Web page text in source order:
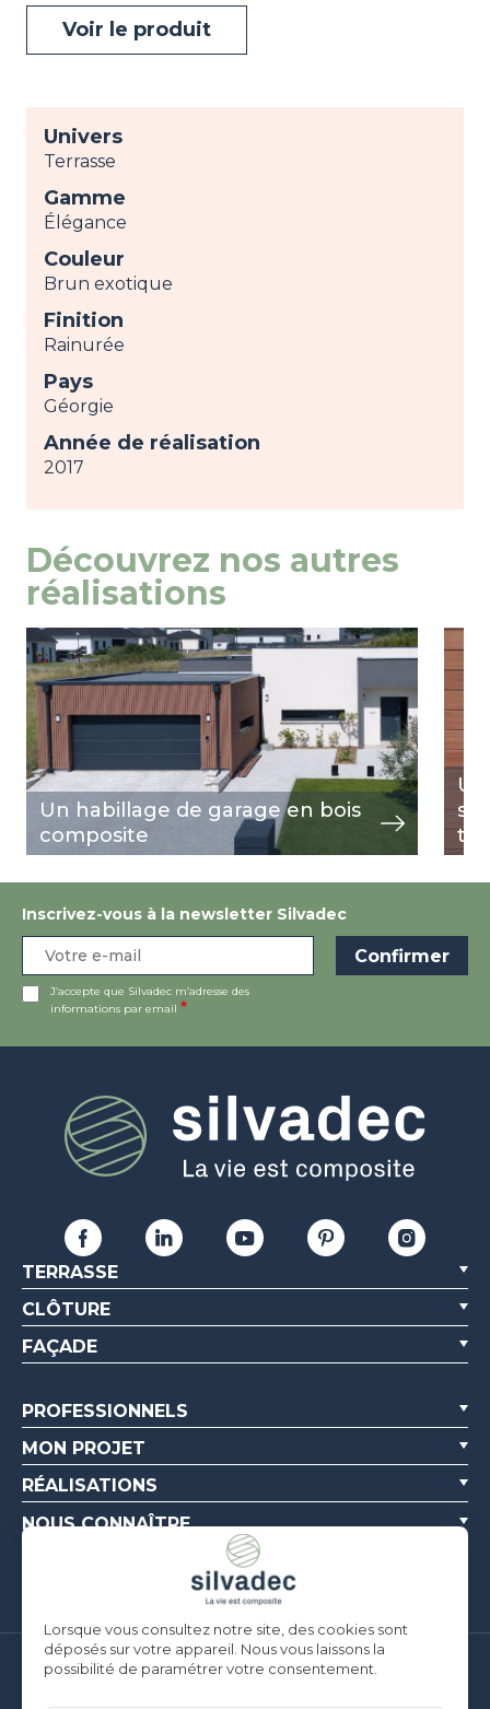
Voir le produit
Univers
Terrasse
Gamme
Élégance
Couleur
Brun exotique
Finition
Rainurée
Pays
Géorgie
Année de réalisation
2017
Découvrez nos autres
réalisations
Un habillage de garage en bois
composite
Image
view
Inscrivez-vous à la newsletter Silvadec
J’accepte que Silvadec m’adresse des
informations par email
TERRASSE
CLÔTURE
FAÇADE
PROFESSIONNELS
MON PROJET
RÉALISATIONS
NOUS CONNAÎTRE
Silvadec France
Lorsque vous consultez notre site, des cookies sont
déposés sur votre appareil. Nous vous laissons la
possibilité de paramétrer votre consentement.